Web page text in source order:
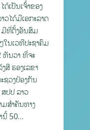
ດ້ເປັນເຈົ້າຂອງ
ວໄດ້ມີເອກະລາດ
ມີທີ່ຕັ້ງອັນສົມ
ນເວທີປະຊາຄົມ
ທັນວາ ທີ່ຈະ
ສີ ຮອງເລຂາ
ຊວງປ້ອງກັນ
ປປ ລາວ
ສໍາຄັນທາງ
ນີ້ 50…